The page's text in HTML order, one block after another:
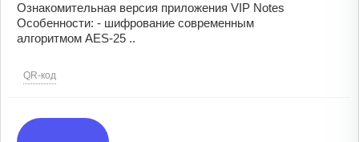
Ознакомительная версия приложения VIP Notes
Особенности: - шифрование современным
алгоритмом AES-25 ..
QR-код